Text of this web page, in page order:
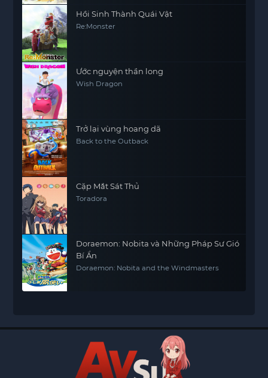
Hồi Sinh Thành Quái Vật
Re:Monster
Ước nguyện thần long
Wish Dragon
Trở lại vùng hoang dã
Back to the Outback
Cặp Mắt Sát Thủ
Toradora
Doraemon: Nobita và Những Pháp Sư Gió
Bí Ẩn
Doraemon: Nobita and the Windmasters